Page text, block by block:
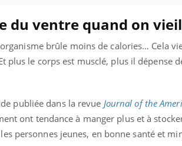
du ventre quand on
brûle moins de calories… Cela
plus le corps est musclé, plus il dépense
publiée dans la revue Journal of the
ont tendance à manger plus et à
personnes jeunes, en bonne santé et